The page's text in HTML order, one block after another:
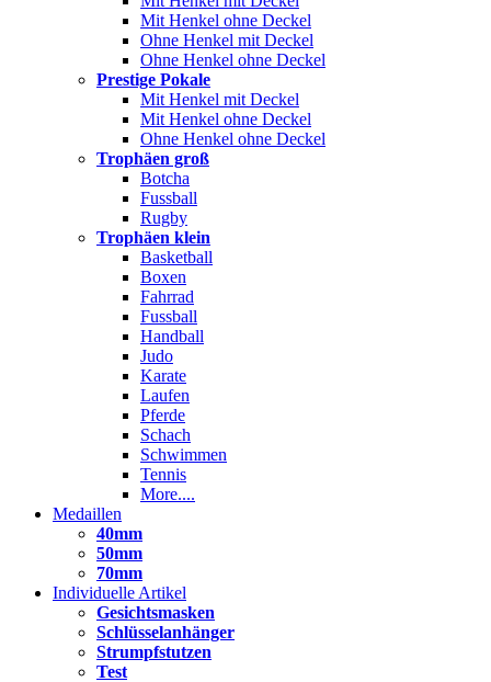
Mit Henkel ohne Deckel
Ohne Henkel mit Deckel
Ohne Henkel ohne Deckel
Prestige Pokale
Mit Henkel mit Deckel
Mit Henkel ohne Deckel
Ohne Henkel ohne Deckel
Trophäen groß
Botcha
Fussball
Rugby
Trophäen klein
Basketball
Boxen
Fahrrad
Fussball
Handball
Judo
Karate
Laufen
Pferde
Schach
Schwimmen
Tennis
More....
Medaillen
40mm
50mm
70mm
Individuelle Artikel
Gesichtsmasken
Schlüsselanhänger
Strumpfstutzen
Test